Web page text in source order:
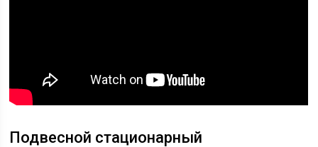
Подвесной стационарный